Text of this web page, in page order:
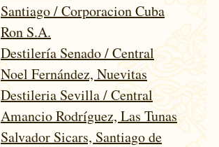
Santiago / Corporacion Cuba
Ron S.A.
Destilería Senado / Central
Noel Fernández, Nuevitas
Destileria Sevilla / Central
Amancio Rodríguez, Las Tunas
Salvador Sicars, Santiago de